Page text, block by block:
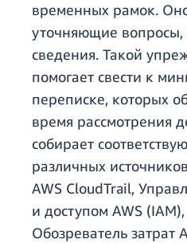
временных рамок.
уточняющие вопросы,
сведения. Такой
помогает свести к
переписке, которых
время рассмотрения
собирает
различных
AWS CloudTrail,
и доступом AWS
Обозреватель затрат